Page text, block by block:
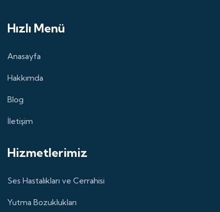
Hızlı Menü
Anasayfa
Hakkımda
Blog
İletişim
Hizmetlerimiz
Ses Hastalıkları ve Cerrahisi
Yutma Bozuklukları